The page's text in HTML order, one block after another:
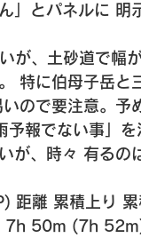
」とパネルに 明
が、土砂道で幅
特に伯母子岳と
ので要注意。予
報でない事」
が、時々 有るの
距離 累積上り
50m (7h